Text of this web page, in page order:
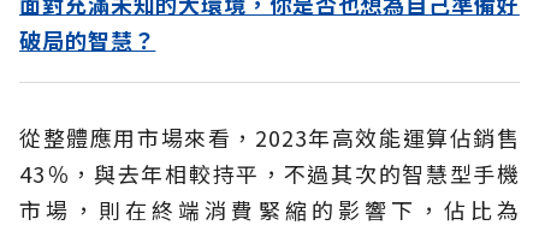
破局的智慧？
從整體應用市場來看，2023年高效能運算佔銷售
43％，與去年相較持平，不過其次的智慧型手機
市場，則在終端消費緊縮的影響下，佔比為